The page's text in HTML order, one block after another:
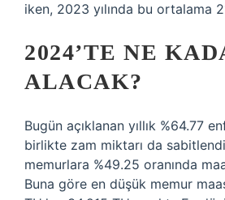
iken, 2023 yılında bu ortalama
2024’TE NE
ALACAK?
Bugün açıklanan yıllık %64.77
birlikte zam miktarı da
memurlara %49.25 oranında
Buna göre en düşük memur